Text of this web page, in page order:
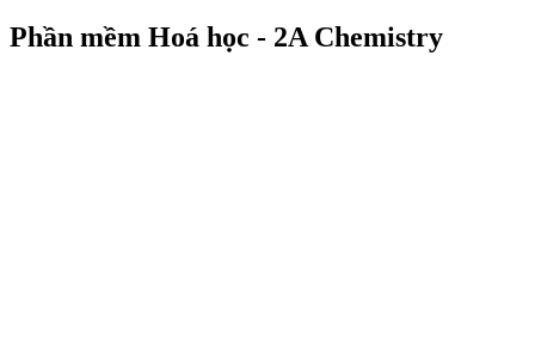
Phần mềm Hoá học - 2A Chemistry